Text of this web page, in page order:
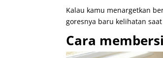
Kalau kamu menargetkan
goresnya baru kelihatan
Cara